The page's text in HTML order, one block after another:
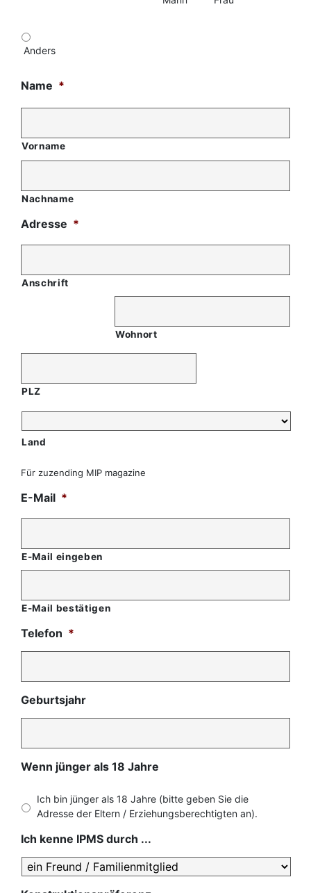
Anders
Name *
Vorname
Nachname
Adresse *
Anschrift
Wohnort
PLZ
Land
Für zuzending MIP magazine
E-Mail *
E-Mail eingeben
E-Mail bestätigen
Telefon *
Geburtsjahr
Wenn jünger als 18 Jahre
Ich bin jünger als 18 Jahre (bitte geben Sie die
Adresse der Eltern / Erziehungsberechtigten an).
Ich kenne IPMS durch ...